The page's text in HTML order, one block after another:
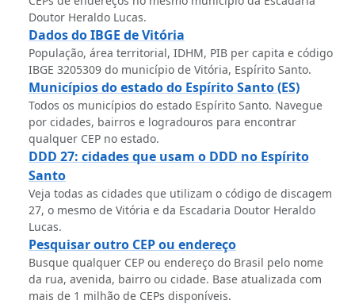
Doutor Heraldo Lucas.
Dados do IBGE de Vitória
População, área territorial, IDHM, PIB per capita e código
IBGE 3205309 do município de Vitória, Espírito Santo.
Municípios do estado do Espírito Santo (ES)
Todos os municípios do estado Espírito Santo. Navegue
por cidades, bairros e logradouros para encontrar
qualquer CEP no estado.
DDD 27: cidades que usam o DDD no Espírito
Santo
Veja todas as cidades que utilizam o código de discagem
27, o mesmo de Vitória e da Escadaria Doutor Heraldo
Lucas.
Pesquisar outro CEP ou endereço
Busque qualquer CEP ou endereço do Brasil pelo nome
da rua, avenida, bairro ou cidade. Base atualizada com
mais de 1 milhão de CEPs disponíveis.